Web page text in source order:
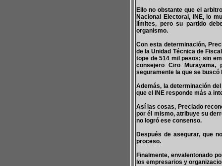
Ello no obstante que el
Nacional Electoral, INE, lo
límites, pero su partido
organismo.
Con esta determinación,
de la Unidad Técnica de
tope de 514 mil pesos; sin
consejero Ciro Murayama,
seguramente la que se buscó
Además, la determinación
que el INE responde más a
Así las cosas, Preciado
por él mismo, atribuye su
no logró ese consenso.
Después de asegurar, que
proceso.
Finalmente, envalentonado
los empresarios y